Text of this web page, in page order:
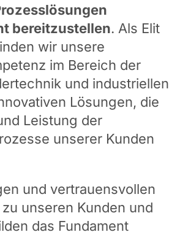
bereitzustellen. Als Elit
wir unsere
im Bereich der
und industriellen
Lösungen, die
Leistung der
unserer Kunden
und vertrauensvollen
unseren Kunden und
das Fundament